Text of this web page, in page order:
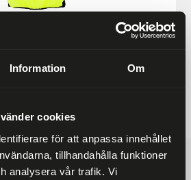
Information Om
cookies
för att anpassa innehållet
tillhandahålla funktioner
analysera vår trafik. Vi
över 2000 kr